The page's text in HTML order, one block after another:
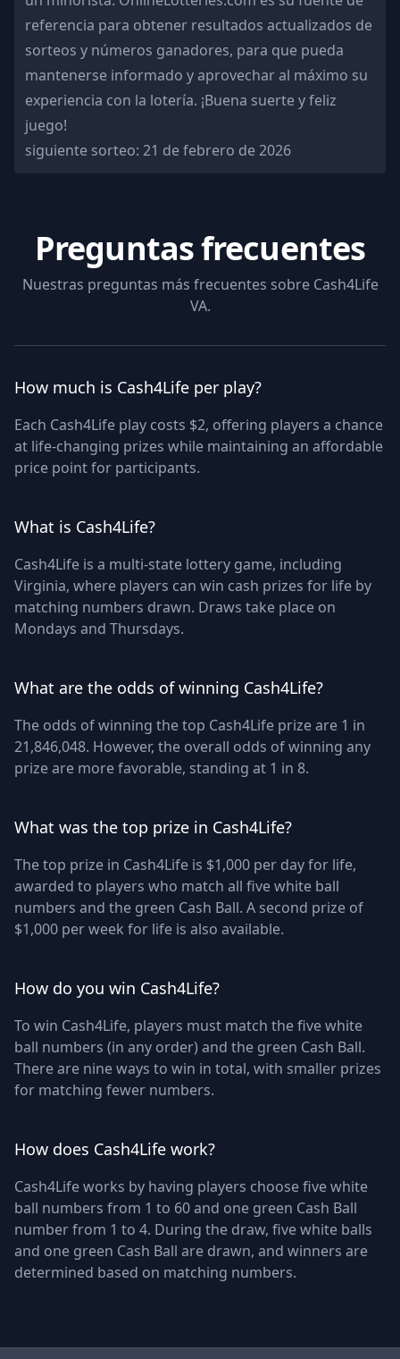
referencia para obtener resultados actualizados de
sorteos y números ganadores, para que pueda
mantenerse informado y aprovechar al máximo su
experiencia con la lotería. ¡Buena suerte y feliz
juego!
siguiente sorteo: 21 de febrero de 2026
Preguntas frecuentes
Nuestras preguntas más frecuentes sobre Cash4Life
VA.
How much is Cash4Life per play?
Each Cash4Life play costs $2, offering players a chance
at life-changing prizes while maintaining an affordable
price point for participants.
What is Cash4Life?
Cash4Life is a multi-state lottery game, including
Virginia, where players can win cash prizes for life by
matching numbers drawn. Draws take place on
Mondays and Thursdays.
What are the odds of winning Cash4Life?
The odds of winning the top Cash4Life prize are 1 in
21,846,048. However, the overall odds of winning any
prize are more favorable, standing at 1 in 8.
What was the top prize in Cash4Life?
The top prize in Cash4Life is $1,000 per day for life,
awarded to players who match all five white ball
numbers and the green Cash Ball. A second prize of
$1,000 per week for life is also available.
How do you win Cash4Life?
To win Cash4Life, players must match the five white
ball numbers (in any order) and the green Cash Ball.
There are nine ways to win in total, with smaller prizes
for matching fewer numbers.
How does Cash4Life work?
Cash4Life works by having players choose five white
ball numbers from 1 to 60 and one green Cash Ball
number from 1 to 4. During the draw, five white balls
and one green Cash Ball are drawn, and winners are
determined based on matching numbers.